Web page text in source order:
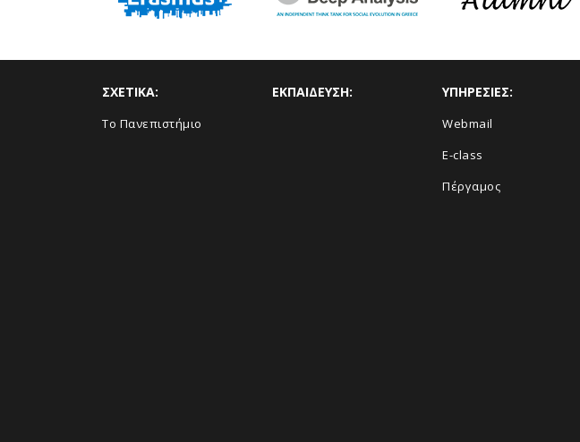
ΣΧΕΤΙΚΑ:
Το Πανεπιστήμιο
ΕΚΠΑΙΔΕΥΣΗ: ΥΠΗΡΕΣΙΕΣ:
Webmail
E-class
Πέργαμος